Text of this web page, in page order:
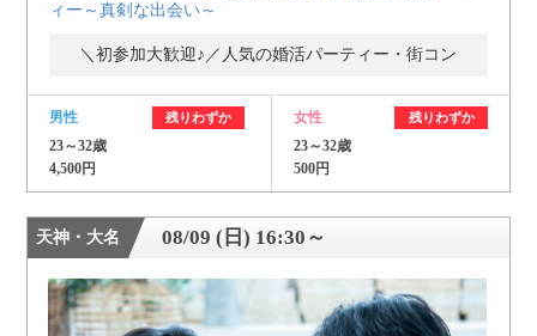
ィー～真剣な出会い～
＼初参加大歓迎♪／人気の婚活パーティー・街コン
男性 残りわずか
23～32歳
4,500円
女性 残りわずか
23～32歳
500円
天神・大名 08/09 (日) 16:30～